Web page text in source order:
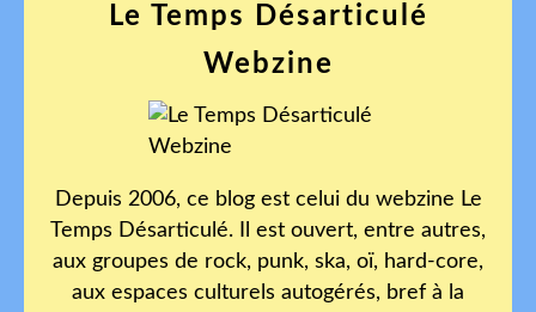
Le Temps Désarticulé
Webzine
Depuis 2006, ce blog est celui du webzine Le
Temps Désarticulé. Il est ouvert, entre autres,
aux groupes de rock, punk, ska, oï, hard-core,
aux espaces culturels autogérés, bref à la